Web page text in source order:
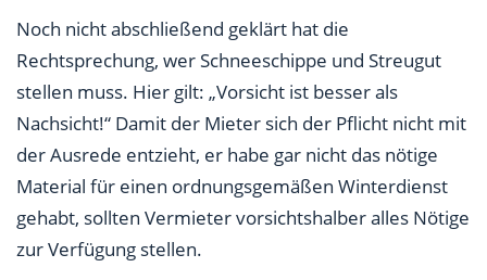
Noch nicht abschließend geklärt hat die
Rechtsprechung, wer Schneeschippe und Streugut
stellen muss. Hier gilt: „Vorsicht ist besser als
Nachsicht!“ Damit der Mieter sich der Pflicht nicht mit
der Ausrede entzieht, er habe gar nicht das nötige
Material für einen ordnungsgemäßen Winterdienst
gehabt, sollten Vermieter vorsichtshalber alles Nötige
zur Verfügung stellen.